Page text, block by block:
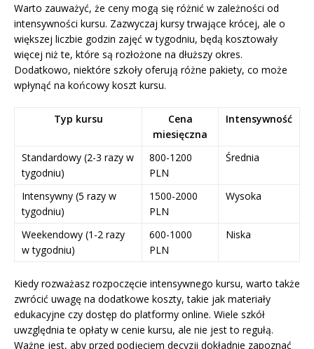
Warto zauważyć, że ceny mogą się różnić w zależności od
intensywności kursu. Zazwyczaj kursy trwające krócej, ale o
większej liczbie godzin zajęć w tygodniu, będą kosztowały
więcej niż te, które są rozłożone na dłuższy okres.
Dodatkowo, niektóre szkoły oferują różne pakiety, co może
wpłynąć na końcowy koszt kursu.
Typ kursu
Cena
miesięczna
Intensywność
Standardowy (2-3 razy w
tygodniu)
800-1200
PLN
Średnia
Intensywny (5 razy w
tygodniu)
1500-2000
PLN
Wysoka
Weekendowy (1-2 razy
w tygodniu)
600-1000
PLN
Niska
Kiedy rozważasz rozpoczęcie intensywnego kursu, warto także
zwrócić uwagę na dodatkowe koszty, takie jak materiały
edukacyjne czy dostęp do platformy online. Wiele szkół
uwzględnia te opłaty w cenie kursu, ale nie jest to regułą.
Ważne jest, aby przed podjęciem decyzji dokładnie zapoznać